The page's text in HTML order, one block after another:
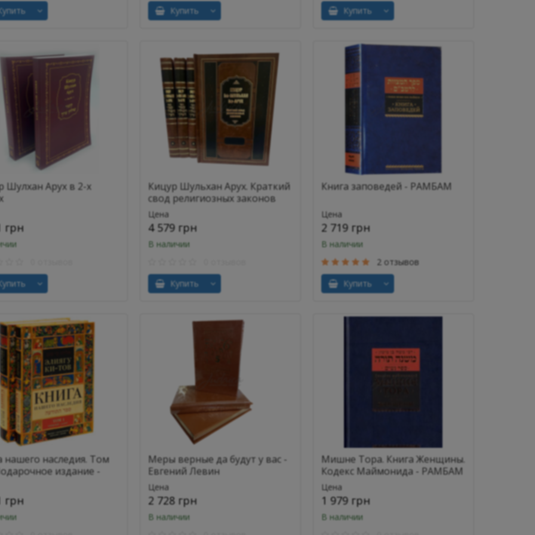
Купить
Купить
Шулхан Арух в 2-х
грн
Кицур Шульхан Арух. Краткий
свод религиозных законов
Цена
4 579 грн
В наличии
Купить
Книга заповедей - РАМБАМ
Цена
2 719 грн
В наличии
2 отзывов
Купить
нашего наследия. Том
издание -
Ки-Тов
грн
Меры верные да будут у вас -
Евгений Левин
Цена
2 728 грн
В наличии
Мишне Тора. Книга Женщины.
Кодекс Маймонида - РАМБАМ
Цена
1 979 грн
В наличии